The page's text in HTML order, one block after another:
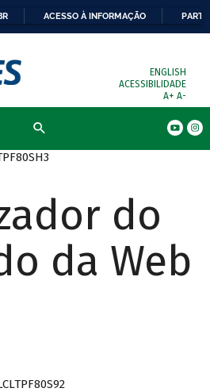
ACESSO À INFORMAÇÃO
ENGLISH
ACESSIBILIDADE
A+ A-
do
da Web